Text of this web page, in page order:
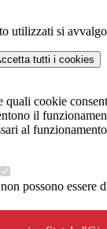
utilizzati si
tutti i cookies
quali cookie
il
al
possono